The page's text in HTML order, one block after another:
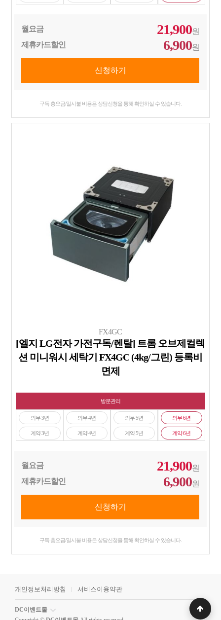
월요금 21,900원
제휴카드할인
6,900원
구독 총요금/일시불 비용은 상담신청을 통해 확인하실 수 있습니다.
FX4GC
[엘지 LG전자 가전구독/렌탈] 트롬 오브제컬렉
션 미니워시 세탁기 FX4GC (4kg/그린) 등록비
면제
방문관리
의무 3년
계약 3년
의무 4년
계약 4년
의무 5년
계약 5년
의무 6년
계약 6년
월요금 21,900원
제휴카드할인
6,900원
구독 총요금/일시불 비용은 상담신청을 통해 확인하실 수 있습니다.
개인정보처리방침 서비스이용약관
DC이벤트몰